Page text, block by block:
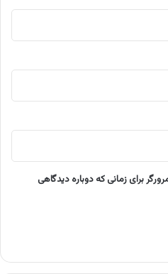
برای زمانی که دوباره دیدگاهی